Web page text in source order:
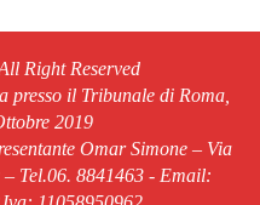
Right Reserved
presso il Tribunale di Roma,
2019
Omar Simone – Via
Tel.06. 8841463 - Email: